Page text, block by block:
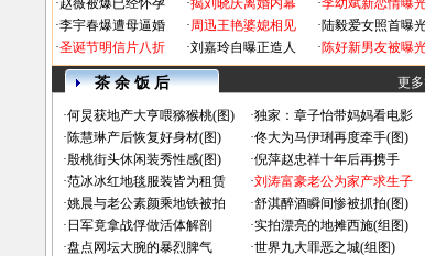
·赵薇被爆已经怀孕
·李宇春爆遭母逼婚
·圣诞节明信片八折
·揭刘晓庆离婚内幕
·周迅王艳婆媳相见
·刘嘉玲自曝正造人
·李幼斌新恋情曝
·陆毅爱女照首曝
·陈好新男友被曝
茶 余 饭 后 更
·何炅获地产大亨喂猕猴桃(图) ·独家：章子怡带妈妈看电影
·陈慧琳产后恢复好身材(图) ·佟大为马伊琍再度牵手(图)
·殷桃街头休闲装秀性感(图) ·倪萍赵忠祥十年后再携手
·范冰冰红地毯服装皆为租赁 ·刘涛富豪老公为家产求生子
·姚晨与老公素颜乘地铁被拍 ·舒淇醉酒瞬间惨被抓拍(图)
· 日军竟拿战俘做活体解剖 ·实拍漂亮的地摊西施(组图)
·盘点网坛大腕的暴烈脾气 ·世界九大罪恶之城(组图)